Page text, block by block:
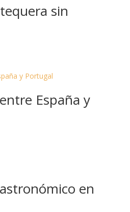
sin
España y
en